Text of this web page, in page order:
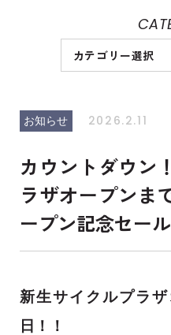
カテゴリー選択
お知らせ 2026.2.11
カウントダウン
ラザオープンま
ープン記念セー
新生サイクルプラ
日！！